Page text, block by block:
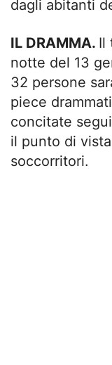
dagli abitanti
IL DRAMMA. Il
notte del 13
32 persone
piece
concitate
il punto di
soccorritori.